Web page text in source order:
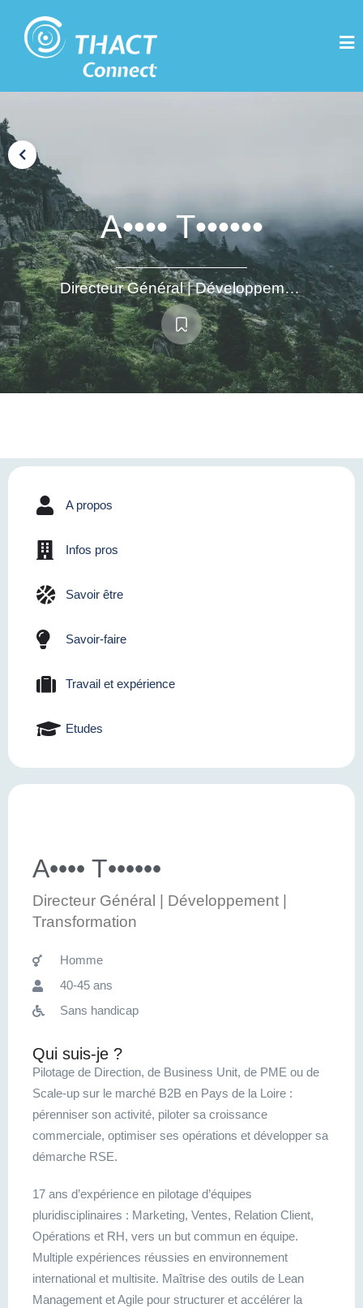
A•••• T••••••
Directeur Général | Développement | Transformation
A propos
Infos pros
Savoir être
Savoir-faire
Travail et expérience
Etudes
A•••• T••••••
Directeur Général | Développement |
Transformation
Homme
40-45 ans
Sans handicap
Qui suis-je ?
Pilotage de Direction, de Business Unit, de PME ou de
Scale-up sur le marché B2B en Pays de la Loire :
pérenniser son activité, piloter sa croissance
commerciale, optimiser ses opérations et développer sa
démarche RSE.
17 ans d’expérience en pilotage d’équipes
pluridisciplinaires : Marketing, Ventes, Relation Client,
Opérations et RH, vers un but commun en équipe.
Multiple expériences réussies en environnement
international et multisite. Maîtrise des outils de Lean
Management et Agile pour structurer et accélérer la